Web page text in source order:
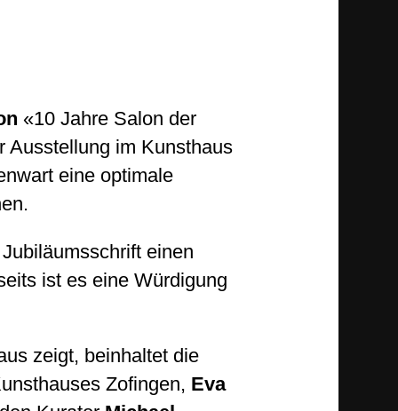
«10 Jahre Salon der
Ausstellung im Kunsthaus
eine optimale
einen
ist es eine Würdigung
zeigt, beinhaltet die
Zofingen, Eva